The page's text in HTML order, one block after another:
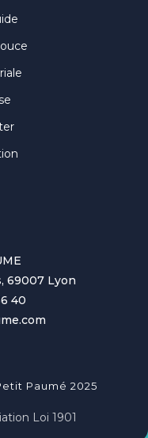
69007 Lyon
40
Paumé 2025
Loi 1901